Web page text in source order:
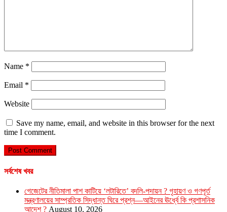
Name *
Email *
Website
Save my name, email, and website in this browser for the next
time I comment.
সর্বশেষ খবর
গেজেটের নীতিমালা পাশ কাটিয়ে ‘লটারিতে’ বদলি-পদায়ন ? গৃহায়ণ ও গণপূর্ত
মন্ত্রণালয়ের সাম্প্রতিক সিদ্ধান্ত ঘিরে প্রশ্ন—আইনের ঊর্ধ্বে কি প্রশাসনিক
আদেশ ? August 10, 2026